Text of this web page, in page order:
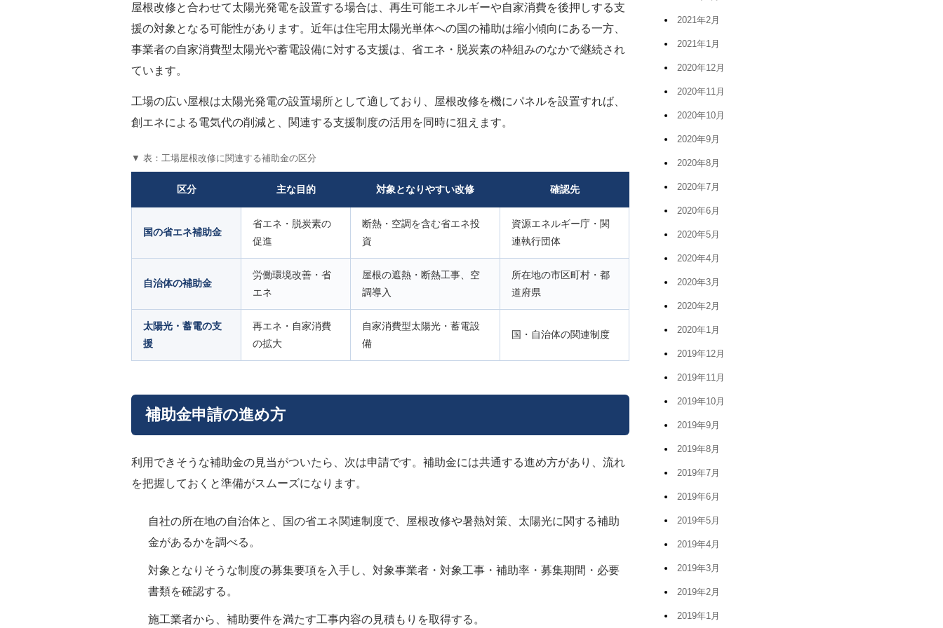
2021年2月
2021年1月
2020年12月
2020年11月
2020年10月
2020年9月
2020年8月
2020年7月
2020年6月
2020年5月
2020年4月
2020年3月
2020年2月
2020年1月
2019年12月
2019年11月
2019年10月
2019年9月
2019年8月
2019年7月
2019年6月
2019年5月
2019年4月
2019年3月
2019年2月
2019年1月
屋根改修と合わせて太陽光発電を設置する場合は、再生可能エネルギーや自家消費を後押しする支
援の対象となる可能性があります。近年は住宅用太陽光単体への国の補助は縮小傾向にある一方、
事業者の自家消費型太陽光や蓄電設備に対する支援は、省エネ・脱炭素の枠組みのなかで継続され
ています。
工場の広い屋根は太陽光発電の設置場所として適しており、屋根改修を機にパネルを設置すれば、
創エネによる電気代の削減と、関連する支援制度の活用を同時に狙えます。
▼ 表：工場屋根改修に関連する補助金の区分
区分 主な目的 対象となりやすい改修 確認先
国の省エネ補助金
省エネ・脱炭素の
促進
断熱・空調を含む省エネ投
資
資源エネルギー庁・関
連執行団体
自治体の補助金
労働環境改善・省
エネ
屋根の遮熱・断熱工事、空
調導入
所在地の市区町村・都
道府県
太陽光・蓄電の支
援
再エネ・自家消費
の拡大
自家消費型太陽光・蓄電設
備
国・自治体の関連制度
補助金申請の進め方
利用できそうな補助金の見当がついたら、次は申請です。補助金には共通する進め方があり、流れ
を把握しておくと準備がスムーズになります。
自社の所在地の自治体と、国の省エネ関連制度で、屋根改修や暑熱対策、太陽光に関する補助
金があるかを調べる。
対象となりそうな制度の募集要項を入手し、対象事業者・対象工事・補助率・募集期間・必要
書類を確認する。
施工業者から、補助要件を満たす工事内容の見積もりを取得する。